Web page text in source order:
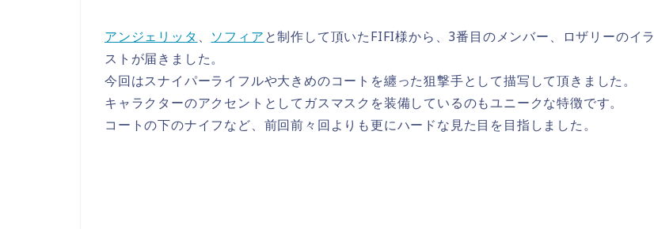
アンジェリッタ 、 ソフィアと制作して頂いたFIFI様から、3番目のメンバー、ロザリーのイラ
ストが届きました。
今回はスナイパーライフルや大きめのコートを纏った狙撃手として描写して頂きました。
キャラクターのアクセントとしてガスマスクを装備しているのもユニークな特徴です。
コートの下のナイフなど、前回前々回よりも更にハードな見た目を目指しました。